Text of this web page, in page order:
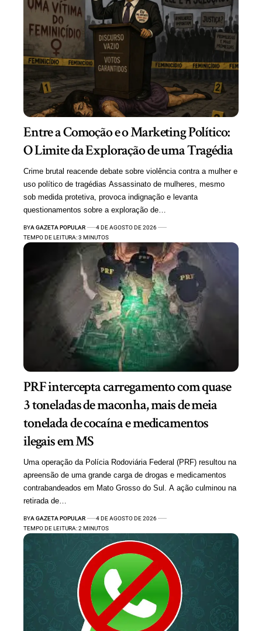
Entre a Comoção e o Marketing Político:
O Limite da Exploração de uma Tragédia
Crime brutal reacende debate sobre violência contra a mulher e
uso político de tragédias Assassinato de mulheres, mesmo
sob medida protetiva, provoca indignação e levanta
questionamentos sobre a exploração de…
BYA GAZETA POPULAR
4 DE AGOSTO DE 2026
TEMPO DE LEITURA: 3 MINUTOS
PRF intercepta carregamento com quase
3 toneladas de maconha, mais de meia
tonelada de cocaína e medicamentos
ilegais em MS
Uma operação da Polícia Rodoviária Federal (PRF) resultou na
apreensão de uma grande carga de drogas e medicamentos
contrabandeados em Mato Grosso do Sul. A ação culminou na
retirada de…
BYA GAZETA POPULAR
4 DE AGOSTO DE 2026
TEMPO DE LEITURA: 2 MINUTOS